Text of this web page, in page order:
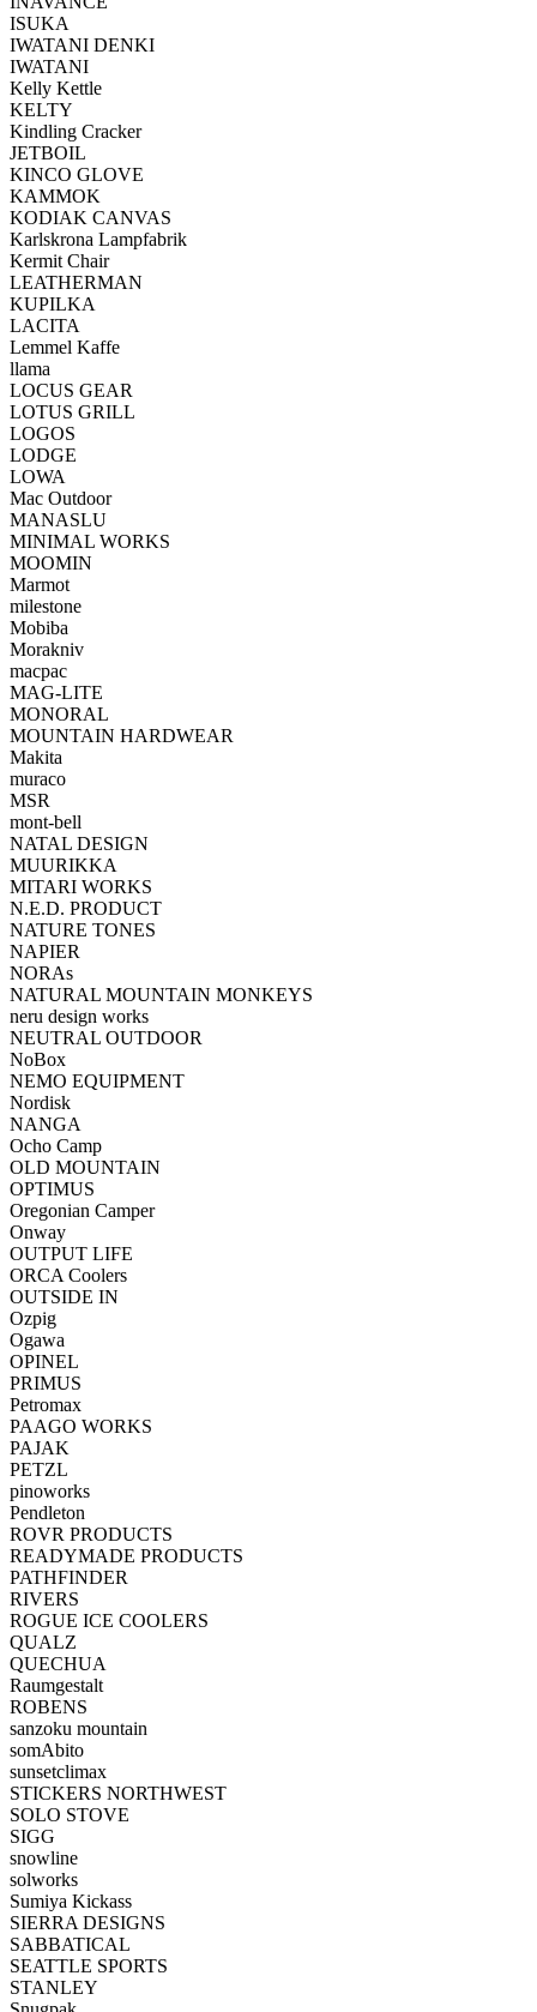
ISUKA
IWATANI DENKI
IWATANI
Kelly Kettle
KELTY
Kindling Cracker
JETBOIL
KINCO GLOVE
KAMMOK
KODIAK CANVAS
Karlskrona Lampfabrik
Kermit Chair
LEATHERMAN
KUPILKA
LACITA
Lemmel Kaffe
llama
LOCUS GEAR
LOTUS GRILL
LOGOS
LODGE
LOWA
Mac Outdoor
MANASLU
MINIMAL WORKS
MOOMIN
Marmot
milestone
Mobiba
Morakniv
macpac
MAG-LITE
MONORAL
MOUNTAIN HARDWEAR
Makita
muraco
MSR
mont-bell
NATAL DESIGN
MUURIKKA
MITARI WORKS
N.E.D. PRODUCT
NATURE TONES
NAPIER
NORAs
NATURAL MOUNTAIN MONKEYS
neru design works
NEUTRAL OUTDOOR
NoBox
NEMO EQUIPMENT
Nordisk
NANGA
Ocho Camp
OLD MOUNTAIN
OPTIMUS
Oregonian Camper
Onway
OUTPUT LIFE
ORCA Coolers
OUTSIDE IN
Ozpig
Ogawa
OPINEL
PRIMUS
Petromax
PAAGO WORKS
PAJAK
PETZL
pinoworks
Pendleton
ROVR PRODUCTS
READYMADE PRODUCTS
PATHFINDER
RIVERS
ROGUE ICE COOLERS
QUALZ
QUECHUA
Raumgestalt
ROBENS
sanzoku mountain
somAbito
sunsetclimax
STICKERS NORTHWEST
SOLO STOVE
SIGG
snowline
solworks
Sumiya Kickass
SIERRA DESIGNS
SABBATICAL
SEATTLE SPORTS
STANLEY